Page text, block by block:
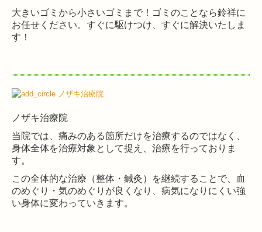
大きいゴミから小さいゴミまで！ゴミのことなら鈴祥に
お任せください。すぐに駆けつけ、すぐに解決いたしま
す！
ノザキ治療院
当院では、痛みのある箇所だけを治療するのではなく、
身体全体を治療対象として捉え、治療を行っておりま
す。
この全体的な治療（整体・鍼灸）を継続することで、血
のめぐり・気のめぐりが良くなり、病気になりにくい強
い身体に変わっていきます。